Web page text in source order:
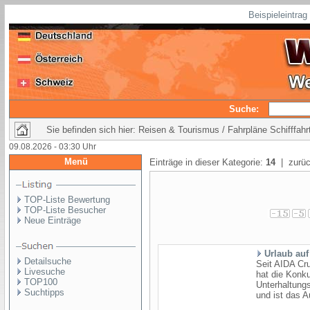
Suche:
Sie befinden sich hier: Reisen & Tourismus / Fahrpläne
09.08.2026 - 03:30 Uhr
Menü
TOP-Liste Bewertung
TOP-Liste Besucher
Neue Einträge
Detailsuche
Livesuche
TOP100
Suchtipps
Einträge in dieser Kategorie: 14|
Urlaub
Seit AIDA
hat die
und ist das